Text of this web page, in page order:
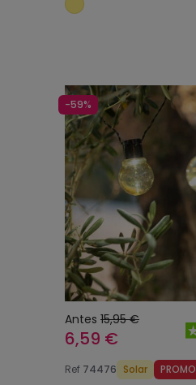
-59%
Antes 15,95 €
6,59 €
Ref 74476 Solar PROMO